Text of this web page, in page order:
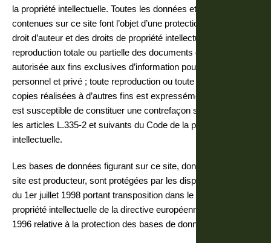
la propriété intellectuelle. Toutes les données et informations
contenues sur ce site font l’objet d’une protection au titre du
droit d’auteur et des droits de propriété intellectuelle. La
reproduction totale ou partielle des documents du « site » est
autorisée aux fins exclusives d’information pour un usage
personnel et privé ; toute reproduction ou toute utilisation de
copies réalisées à d’autres fins est expressément interdite et
est susceptible de constituer une contrefaçon sanctionnée par
les articles L.335-2 et suivants du Code de la propriété
intellectuelle.
Les bases de données figurant sur ce site, dont l’Editeur du
site est producteur, sont protégées par les dispositions de la loi
du 1er juillet 1998 portant transposition dans le Code de la
propriété intellectuelle de la directive européenne du 11 mars
1996 relative à la protection des bases de données.